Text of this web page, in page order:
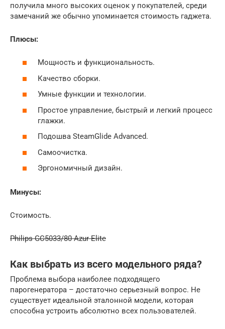
получила много высоких оценок у покупателей, среди
замечаний же обычно упоминается стоимость гаджета.
Плюсы:
Мощность и функциональность.
Качество сборки.
Умные функции и технологии.
Простое управление, быстрый и легкий процесс
глажки.
Подошва SteamGlide Advanced.
Самоочистка.
Эргономичный дизайн.
Минусы:
Стоимость.
Philips GC5033/80 Azur Elite
Как выбрать из всего модельного ряда?
Проблема выбора наиболее подходящего
парогенератора – достаточно серьезный вопрос. Не
существует идеальной эталонной модели, которая
способна устроить абсолютно всех пользователей.